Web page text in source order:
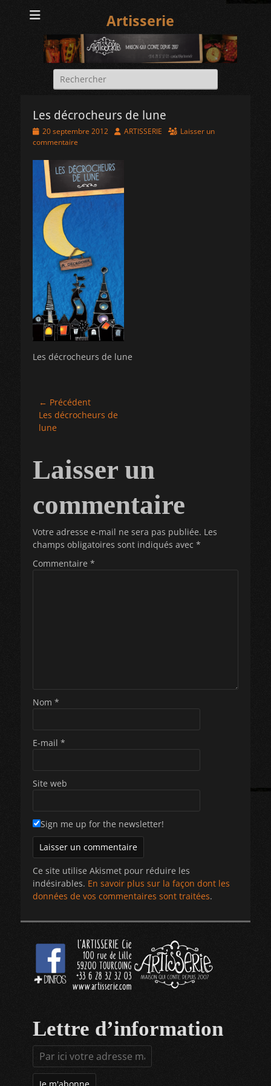
Artisserie
Rechercher :
Les décrocheurs de lune
Posted
on
20 septembre 2012 Author
ARTISSERIE
Laisser un
commentaire
Les décrocheurs de lune
Navigation
de
l’article
← Précédent
Article
précédent :
Les décrocheurs de
lune
Laisser un
commentaire
Votre adresse e-mail ne sera pas publiée. Les
champs obligatoires sont indiqués avec *
Commentaire *
Nom *
E-mail *
Site web
Sign me up for the newsletter!
Ce site utilise Akismet pour réduire les
indésirables. En savoir plus sur la façon dont les
données de vos commentaires sont traitées.
Lettre d’information